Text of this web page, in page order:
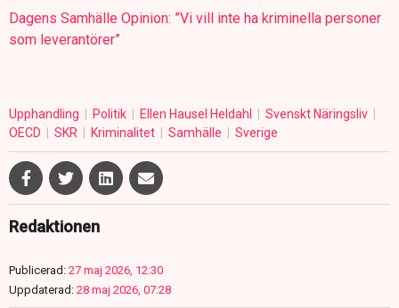
Dagens Samhälle Opinion: ”Vi vill inte ha kriminella personer
som leverantörer”
Upphandling Politik Ellen Hausel Heldahl
Svenskt Näringsliv
OECD
SKR Kriminalitet Samhälle Sverige
Redaktionen
Publicerad: 27 maj 2026, 12:30
Uppdaterad: 28 maj 2026, 07:28